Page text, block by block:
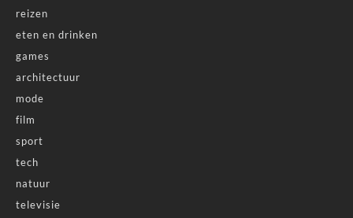
reizen
eten en drinken
games
architectuur
mode
film
sport
tech
natuur
televisie